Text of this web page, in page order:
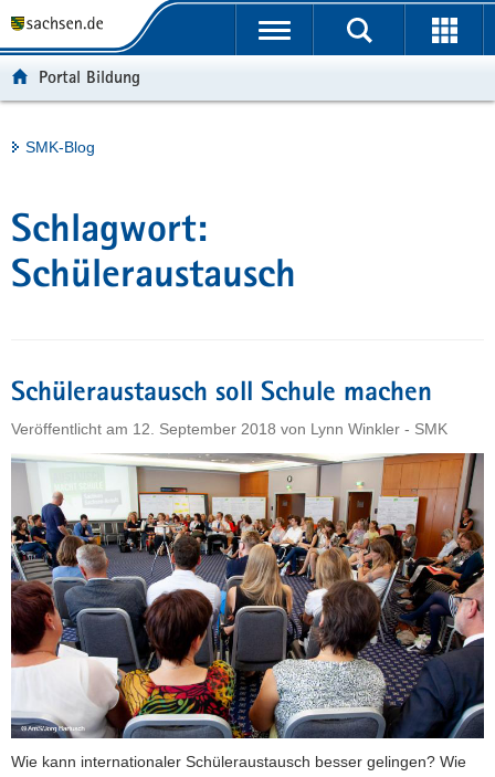
t
e
r
g
r
e
e
N
a
v
i
g
a
i
n
u
h
a
l
t
e
v
e
Portalübergreifende
Portal Bildung
Hauptinhalt
SMK-Blog
Schlagwort:
Schüleraustausch
Schüleraustausch soll Schule machen
Veröffentlicht am 12. September 2018 von Lynn Winkler - SMK
Wie kann internationaler Schüleraustausch besser gelingen? Wie